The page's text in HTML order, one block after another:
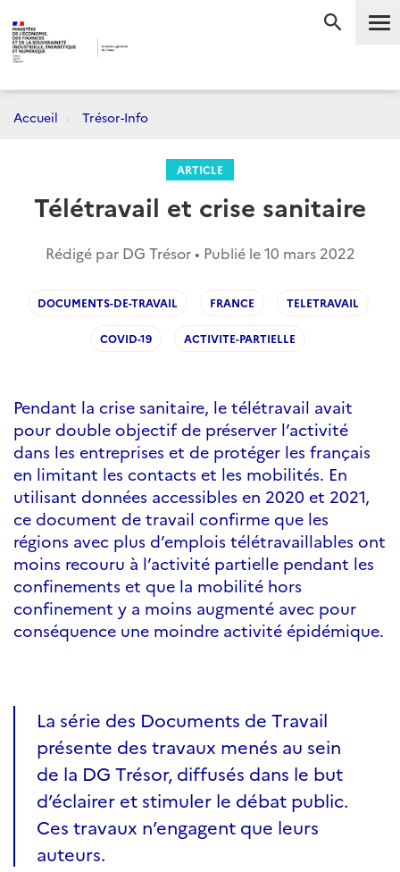
Accueil Trésor-Info
ARTICLE
Télétravail et crise sanitaire
Rédigé par DG Trésor • Publié le10 mars 2022
DOCUMENTS-DE-TRAVAIL FRANCE TELETRAVAIL
COVID-19 ACTIVITE-PARTIELLE
Pendant la crise sanitaire, le télétravail avait
pour double objectif de préserver l’activité
dans les entreprises et de protéger les français
en limitant les contacts et les mobilités. En
utilisant données accessibles en 2020 et 2021,
ce document de travail confirme que les
régions avec plus d’emplois télétravaillables ont
moins recouru à l’activité partielle pendant les
confinements et que la mobilité hors
confinement y a moins augmenté avec pour
conséquence une moindre activité épidémique.
La série des Documents de Travail
présente des travaux menés au sein
de la DG Trésor, diffusés dans le but
d’éclairer et stimuler le débat public.
Ces travaux n’engagent que leurs
auteurs.